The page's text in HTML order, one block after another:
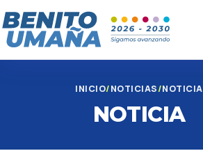
INICIO NOTICIAS NOTICIA
NOTICIA